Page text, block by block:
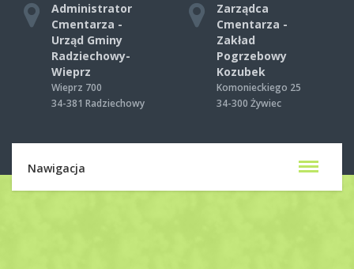
Administrator
Cmentarza -
Urząd Gminy
Radziechowy-
Wieprz
Wieprz 700
34-381 Radziechowy
Zarządca
Cmentarza -
Zakład
Pogrzebowy
Kozubek
Komonieckiego 25
34-300 Żywiec
Nawigacja